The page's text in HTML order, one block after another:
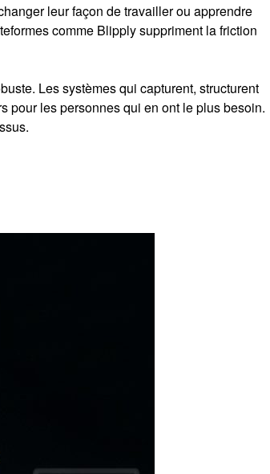
leur façon de travailler ou apprendre
comme Blipply suppriment la friction
Les systèmes qui capturent, structurent
pour les personnes qui en ont le plus besoin.